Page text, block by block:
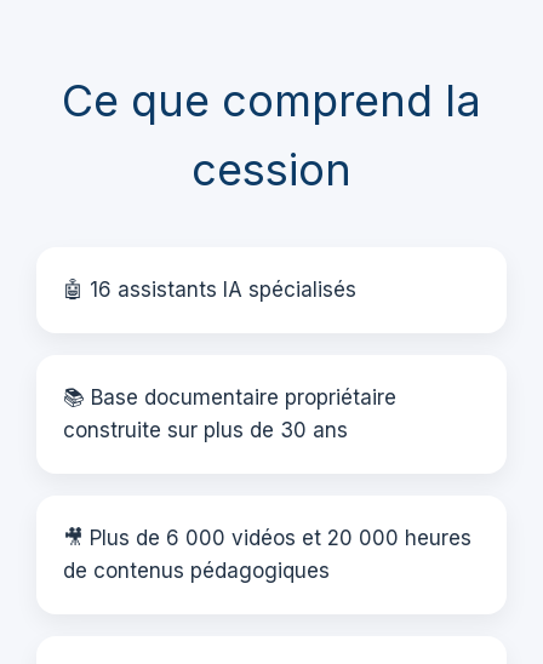
Ce que comprend la
cession
🤖 16 assistants IA spécialisés
📚 Base documentaire propriétaire
construite sur plus de 30 ans
🎥 Plus de 6 000 vidéos et 20 000 heures
de contenus pédagogiques